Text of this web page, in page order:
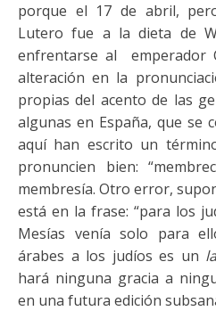
porque el 17 de abril,
Lutero fue a la dieta de
enfrentarse al emperador
alteración en la
propias del acento de las
algunas en España, que se
aquí han escrito un
pronuncien bien:
membresía. Otro error,
está en la frase: “para los
Mesías venía solo para
árabes a los judíos es un
hará ninguna gracia a
en una futura edición